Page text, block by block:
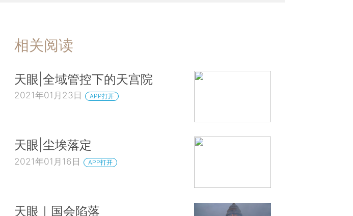
相关阅读
天眼|全域管控下的天宫院
2021年01月23日 APP打开
天眼|尘埃落定
2021年01月16日 APP打开
天眼｜国会陷落